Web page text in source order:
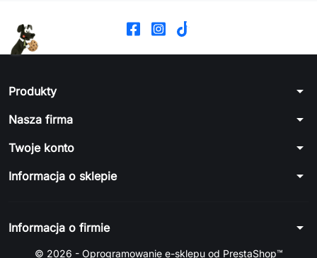
Produkty arrow_drop_down
Nasza firma arrow_drop_down
Twoje konto arrow_drop_down
Informacja o sklepie arrow_drop_down
Informacja o firmie arrow_drop_down
© 2026 - Oprogramowanie e-sklepu od PrestaShop™